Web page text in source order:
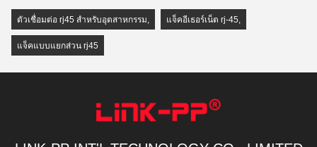
ตัวเชื่อมต่อ rj45 สำหรับอุตสาหกรรม, แจ็คอีเธอร์เน็ต rj-45,
แจ็คแบบแยกส่วน rj45